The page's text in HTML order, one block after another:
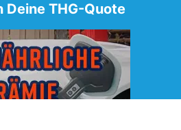
Deine THG-Quote